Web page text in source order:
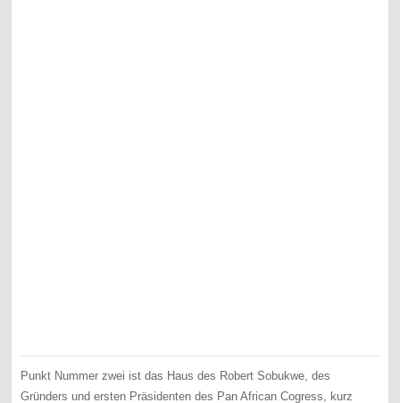
Punkt Nummer zwei ist das Haus des Robert Sobukwe, des
Gründers und ersten Präsidenten des Pan African Cogress, kurz